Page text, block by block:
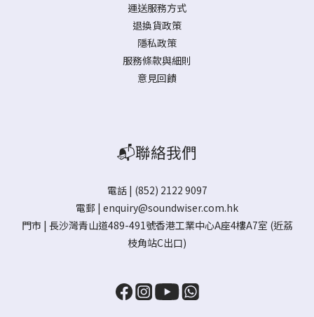
運送服務方式
退換貨政策
隱私政策
服務條款與細則
意見回饋
📬聯絡我們
電話 | (852) 2122 9097
電郵 | enquiry@soundwiser.com.hk
門市 | 長沙灣青山道489-491號香港工業中心A座4樓A7室 (近荔
枝角站C出口)